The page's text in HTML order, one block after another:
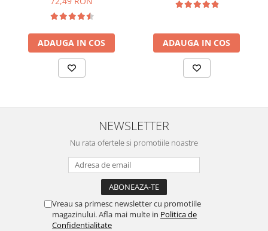
ADAUGA IN COS ADAUGA IN COS
NEWSLETTER
Nu rata ofertele si promotiile noastre
Vreau sa primesc newsletter cu promotiile
magazinului. Afla mai multe in Politica de
Confidentialitate